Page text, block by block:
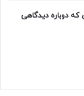
که دوباره دیدگاهی